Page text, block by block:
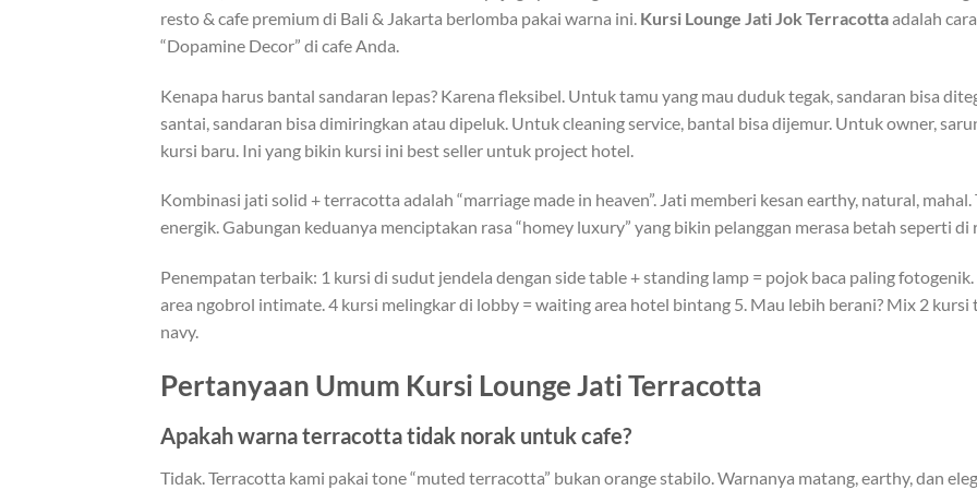
resto & cafe premium di Bali & Jakarta berlomba pakai warna ini. Kursi Lounge Jati Jok Terracottaadalah
“Dopamine Decor” di cafe Anda.
Kenapa harus bantal sandaran lepas? Karena fleksibel. Untuk tamu yang mau duduk tegak, sandaran bisa
santai, sandaran bisa dimiringkan atau dipeluk. Untuk cleaning service, bantal bisa dijemur. Untuk owner,
kursi baru. Ini yang bikin kursi ini best seller untuk project hotel.
Kombinasi jati solid + terracotta adalah “marriage made in heaven”. Jati memberi kesan earthy, natural,
energik. Gabungan keduanya menciptakan rasa “homey luxury” yang bikin pelanggan merasa betah seperti
Penempatan terbaik: 1 kursi di sudut jendela dengan side table + standing lamp = pojok baca paling
area ngobrol intimate. 4 kursi melingkar di lobby = waiting area hotel bintang 5. Mau lebih berani? Mix 2
navy.
Pertanyaan Umum Kursi Lounge Jati Terracotta
Apakah warna terracotta tidak norak untuk cafe?
Tidak. Terracotta kami pakai tone “muted terracotta” bukan orange stabilo. Warnanya matang, earthy, dan